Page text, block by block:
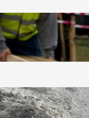
Nová
13
„Prase
první,